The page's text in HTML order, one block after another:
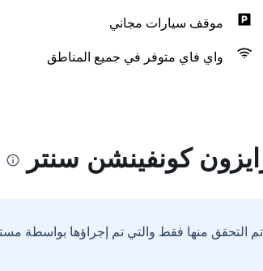
موقف سيارات مجاني
واي فاي متوفر في جميع المناطق
كونفينشن سنتر
التحقق منها فقط والتي تم إجراؤها بواسطة